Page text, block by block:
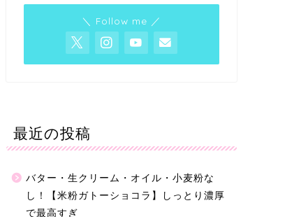
＼ Follow me ／
最近の投稿
バター・生クリーム・オイル・小麦粉な
し！【米粉ガトーショコラ】しっとり濃厚
で最高すぎ